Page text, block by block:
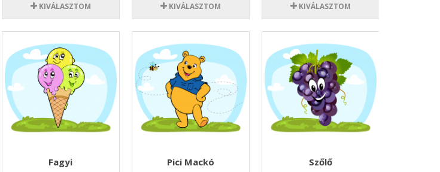
KIVÁLASZTOM KIVÁLASZTOM KIVÁLASZTOM
Fagyi Pici Mackó Szőlő